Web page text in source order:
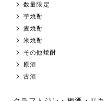
数量限定
芋焼酎
麦焼酎
米焼酎
その他焼酎
原酒
古酒